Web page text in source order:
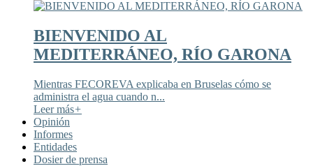
BIENVENIDO AL
MEDITERRÁNEO, RÍO GARONA
Mientras FECOREVA explicaba en Bruselas cómo se
administra el agua cuando n...
Leer más+
Opinión
Informes
Entidades
Dosier de prensa